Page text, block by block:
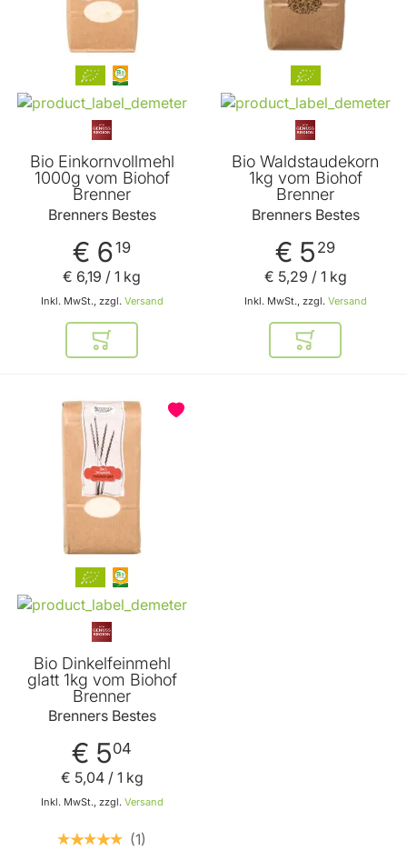
Bio Einkornvollmehl
1000g vom Biohof
Brenner
Brenners Bestes
€ 619
Inkl. MwSt., zzgl. Versand
€ 6,19 / 1 kg
In den Warenkorb
Bio Waldstaudekorn
1kg vom Biohof
Brenner
Brenners Bestes
€ 5 29
Inkl. MwSt., zzgl. Versand
€ 5,29 / 1 kg
In den
Bio Dinkelfeinmehl
glatt 1kg vom Biohof
Brenner
Brenners Bestes
€ 504
Inkl. MwSt., zzgl. Versand
€ 5,04/ 1 kg
1